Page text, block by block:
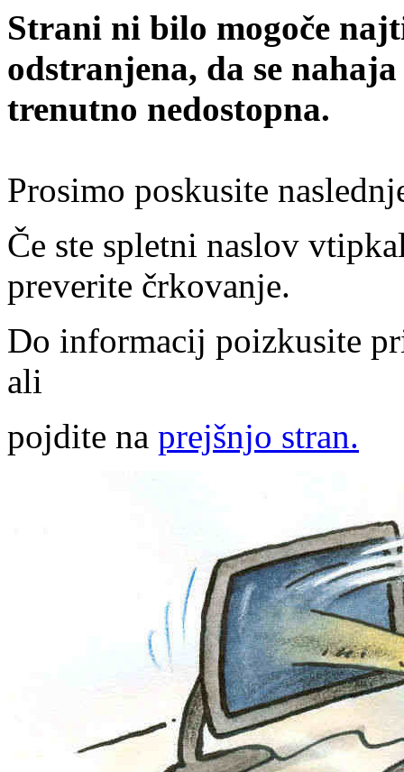
Strani ni bilo mogoče
odstranjena, da se
trenutno nedostopna.
Prosimo poskusite
Če ste spletni naslov
preverite črkovanje.
Do informacij poizkusite
ali
pojdite na prejšnjo stran.